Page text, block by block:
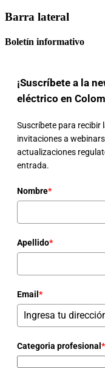
Barra lateral
Boletín informativo
¡Suscríbete a la
eléctrico en
Suscríbete para recibir
invitaciones a
actualizaciones
entrada.
Nombre*
Apellido*
Email *
Categoria profesional *